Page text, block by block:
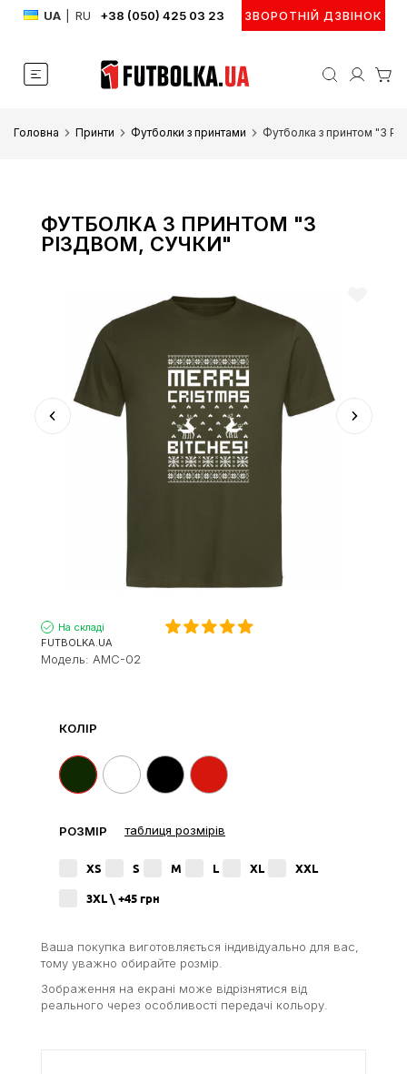
UA RU +38 (050) 425 03 23 ЗВОРОТНІЙ ДЗВІНОК
Головна Принти Футболки з принтами Футболка з принтом "З
ФУТБОЛКА З ПРИНТОМ "З
РІЗДВОМ, СУЧКИ"
На складі
FUTBOLKA.UA
Модель: AMC-02
КОЛІР
РОЗМІР таблиця розмірів
XS S M L XL XXL
3XL \ +45 грн
Ваша покупка виготовляється індивідуально для вас,
тому уважно обирайте розмір.
Зображення на екрані може відрізнятися від
реального через особливості передачі кольору.